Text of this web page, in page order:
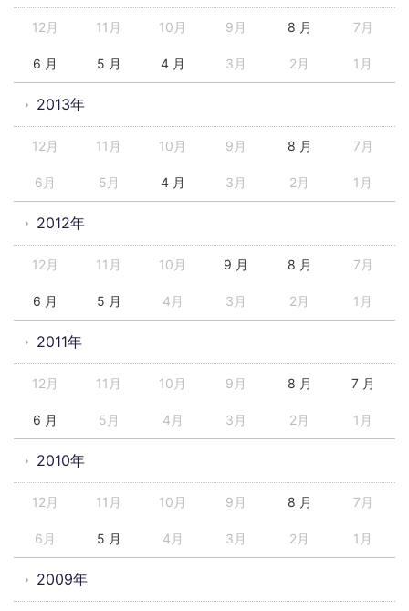
12月 11月 10月 9月 8 月 7月
6 月 5 月 4 月 3月 2月 1月
2013年
12月 11月 10月 9月 8 月 7月
6月 5月 4 月 3月 2月 1月
2012年
12月 11月 10月 9 月 8 月 7月
6 月 5 月 4月 3月 2月 1月
2011年
12月 11月 10月 9月 8 月 7 月
6 月 5月 4月 3月 2月 1月
2010年
12月 11月 10月 9月 8 月 7月
6月 5 月 4月 3月 2月 1月
2009年